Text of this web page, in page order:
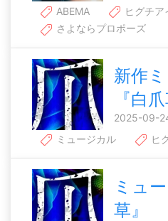
ABEMA
ヒグチア
さよならプロポーズ
新作
『白爪
2025-09-
ミュージカル
ヒ
ミュ
草』